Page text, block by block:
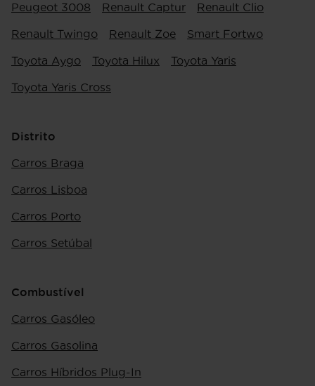
Peugeot 3008 Renault Captur Renault Clio
Renault Twingo Renault Zoe Smart Fortwo
Toyota Aygo Toyota Hilux Toyota Yaris
Toyota Yaris Cross
Distrito
Carros Braga
Carros Lisboa
Carros Porto
Carros Setúbal
Combustível
Carros Gasóleo
Carros Gasolina
Carros Híbridos Plug-In